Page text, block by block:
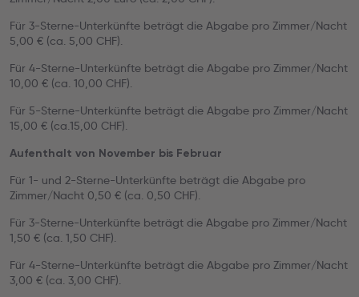
Für 3-Sterne-Unterkünfte beträgt die Abgabe pro Zimmer/Nacht
5,00 € (ca. 5,00 CHF).
Für 4-Sterne-Unterkünfte beträgt die Abgabe pro Zimmer/Nacht
10,00 € (ca. 10,00 CHF).
Für 5-Sterne-Unterkünfte beträgt die Abgabe pro Zimmer/Nacht
15,00 € (ca.15,00 CHF).
Aufenthalt von November bis Februar
Für 1- und 2-Sterne-Unterkünfte beträgt die Abgabe pro
Zimmer/Nacht 0,50 € (ca. 0,50 CHF).
Für 3-Sterne-Unterkünfte beträgt die Abgabe pro Zimmer/Nacht
1,50 € (ca. 1,50 CHF).
Für 4-Sterne-Unterkünfte beträgt die Abgabe pro Zimmer/Nacht
3,00 € (ca. 3,00 CHF).